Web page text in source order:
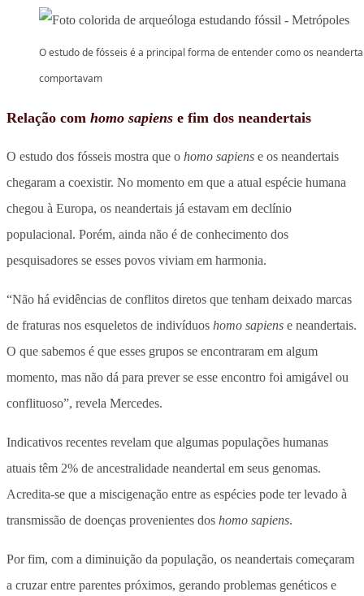
O estudo de fósseis é a principal forma de entender como os
comportavam
Relação com homo sapiens e fim dos neandertais
O estudo dos fósseis mostra que o homo sapiens e os neandertais
chegaram a coexistir. No momento em que a atual espécie humana
chegou à Europa, os neandertais já estavam em declínio
populacional. Porém, ainda não é de conhecimento dos
pesquisadores se esses povos viviam em harmonia.
“Não há evidências de conflitos diretos que tenham deixado marcas
de fraturas nos esqueletos de indivíduos homo sapiens e neandertais.
O que sabemos é que esses grupos se encontraram em algum
momento, mas não dá para prever se esse encontro foi amigável ou
conflituoso”, revela Mercedes.
Indicativos recentes revelam que algumas populações humanas
atuais têm 2% de ancestralidade neandertal em seus genomas.
Acredita-se que a miscigenação entre as espécies pode ter levado à
transmissão de doenças provenientes dos homo sapiens.
Por fim, com a diminuição da população, os neandertais começaram
a cruzar entre parentes próximos, gerando problemas genéticos e